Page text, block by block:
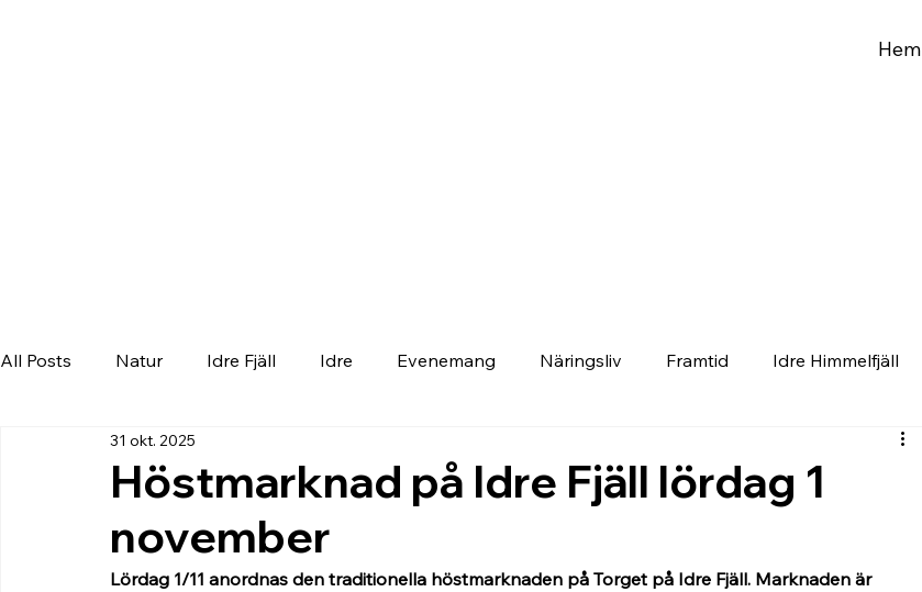
Hem
All Posts Natur Idre Fjäll Idre Evenemang Näringsliv Framtid Idre Himmelfjäll
Höstmarknad på Idre Fjäll lördag 1
november
31 okt. 2025
Lördag 1/11 anordnas den traditionella höstmarknaden på Torget på Idre Fjäll. Marknaden är